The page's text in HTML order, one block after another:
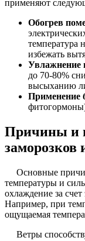
применяют
Обогрев
температура
избежать
Увлажнение
до 70-80%
высыханию
Применение
Причины и
заморозков
Основные
температуры и
охлаждение за
Например, при
ощущаемая
Ветры